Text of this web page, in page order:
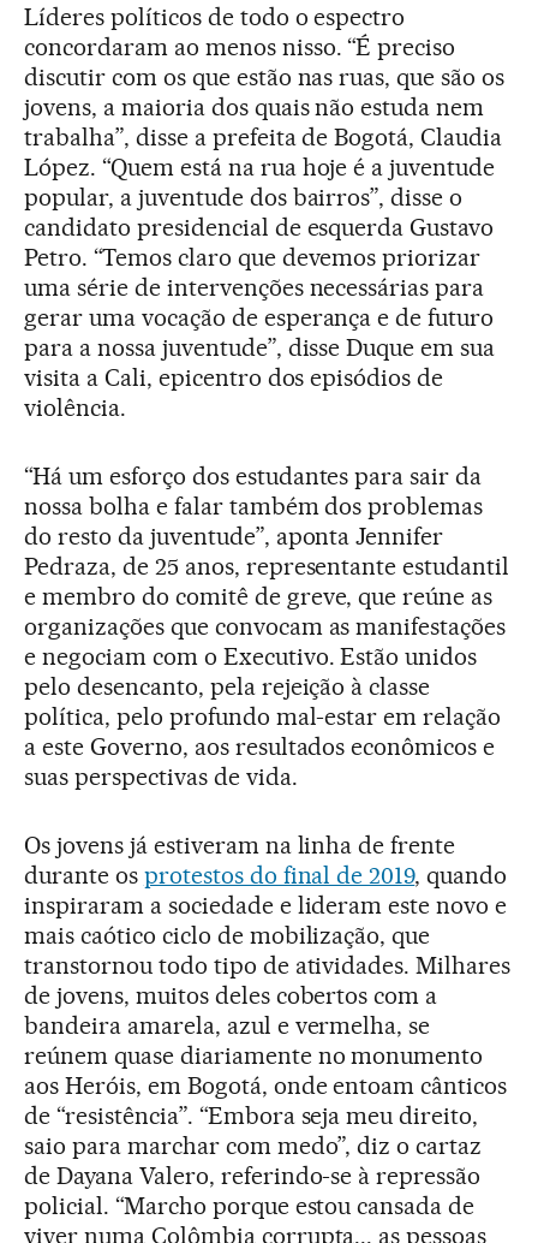
Líderes políticos de todo o espectro
concordaram ao menos nisso. “É preciso
discutir com os que estão nas ruas, que são os
jovens, a maioria dos quais não estuda nem
trabalha”, disse a prefeita de Bogotá, Claudia
López. “Quem está na rua hoje é a juventude
popular, a juventude dos bairros”, disse o
candidato presidencial de esquerda Gustavo
Petro. “Temos claro que devemos priorizar
uma série de intervenções necessárias para
gerar uma vocação de esperança e de futuro
para a nossa juventude”, disse Duque em sua
visita a Cali, epicentro dos episódios de
violência.
“Há um esforço dos estudantes para sair da
nossa bolha e falar também dos problemas
do resto da juventude”, aponta Jennifer
Pedraza, de 25 anos, representante estudantil
e membro do comitê de greve, que reúne as
organizações que convocam as manifestações
e negociam com o Executivo. Estão unidos
pelo desencanto, pela rejeição à classe
política, pelo profundo mal-estar em relação
a este Governo, aos resultados econômicos e
suas perspectivas de vida.
Os jovens já estiveram na linha de frente
durante os protestos do final de 2019, quando
inspiraram a sociedade e lideram este novo e
mais caótico ciclo de mobilização, que
transtornou todo tipo de atividades. Milhares
de jovens, muitos deles cobertos com a
bandeira amarela, azul e vermelha, se
reúnem quase diariamente no monumento
aos Heróis, em Bogotá, onde entoam cânticos
de “resistência”. “Embora seja meu direito,
saio para marchar com medo”, diz o cartaz
de Dayana Valero, referindo-se à repressão
policial. “Marcho porque estou cansada de
viver numa Colômbia corrupta... as pessoas